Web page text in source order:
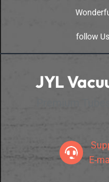
content
follow
JYL
E-